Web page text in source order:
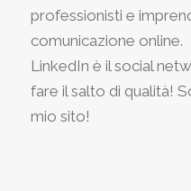
professionisti e
comunicazione online.
LinkedIn è il social
fare il salto di qualità!
mio sito!